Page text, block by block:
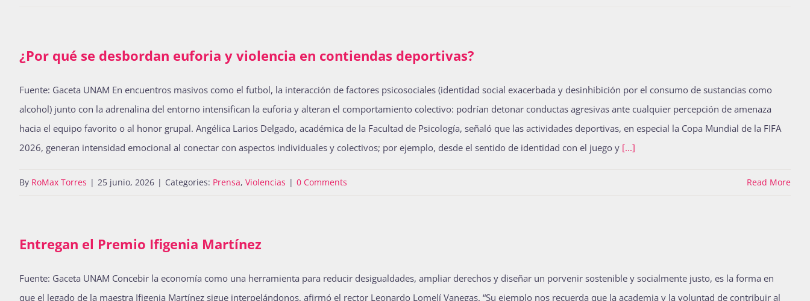
¿Por qué se desbordan euforia y violencia en contiendas deportivas?
Fuente: Gaceta UNAM En encuentros masivos como el futbol, la interacción de factores psicosociales (identidad social exacerbada y desinhibición por el consumo de sustancias como
alcohol) junto con la adrenalina del entorno intensifican la euforia y alteran el comportamiento colectivo: podrían detonar conductas agresivas ante cualquier percepción de amenaza
hacia el equipo favorito o al honor grupal. Angélica Larios Delgado, académica de la Facultad de Psicología, señaló que las actividades deportivas, en especial la Copa Mundial de la FIFA
2026, generan intensidad emocional al conectar con aspectos individuales y colectivos; por ejemplo, desde el sentido de identidad con el juego y [...]
By RoMax Torres | 25 junio, 2026 | Categories: Prensa, Violencias | 0 Comments Read More
Entregan el Premio Ifigenia Martínez
Fuente: Gaceta UNAM Concebir la economía como una herramienta para reducir desigualdades, ampliar derechos y diseñar un porvenir sostenible y socialmente justo, es la forma en
que el legado de la maestra Ifigenia Martínez sigue interpelándonos, afirmó el rector Leonardo Lomelí Vanegas. “Su ejemplo nos recuerda que la academia y la voluntad de contribuir al